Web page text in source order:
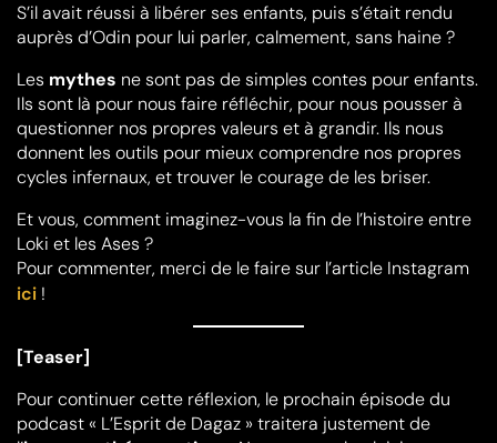
S’il avait réussi à libérer ses enfants, puis s’était rendu
auprès d’Odin pour lui parler, calmement, sans haine ?
Les mythes ne sont pas de simples contes pour enfants.
Ils sont là pour nous faire réfléchir, pour nous pousser à
questionner nos propres valeurs et à grandir. Ils nous
donnent les outils pour mieux comprendre nos propres
cycles infernaux, et trouver le courage de les briser.
Et vous, comment imaginez-vous la fin de l’histoire entre
Loki et les Ases ?
Pour commenter, merci de le faire sur l’article Instagram
ici !
[Teaser]
Pour continuer cette réflexion, le prochain épisode du
podcast « L’Esprit de Dagaz » traitera justement de